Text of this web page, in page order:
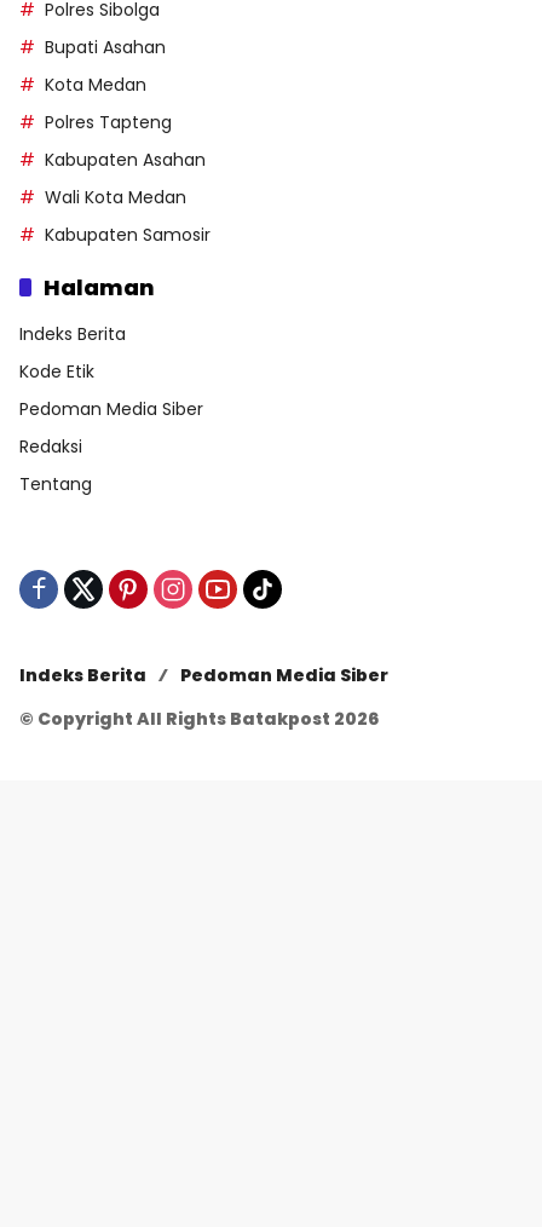
Polres Sibolga
Bupati Asahan
Kota Medan
Polres Tapteng
Kabupaten Asahan
Wali Kota Medan
Kabupaten Samosir
Halaman
Indeks Berita
Kode Etik
Pedoman Media Siber
Redaksi
Tentang
Indeks Berita
Pedoman Media Siber
© Copyright All Rights Batakpost 2026